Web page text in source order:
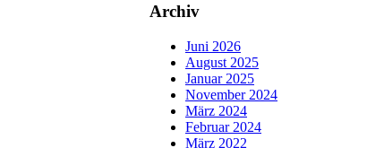
Archiv
Juni 2026
August 2025
Januar 2025
November 2024
März 2024
Februar 2024
März 2022